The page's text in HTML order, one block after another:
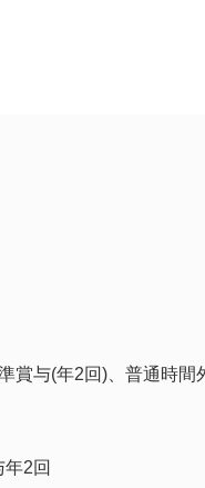
賞与(年2回)、普通時間
2回